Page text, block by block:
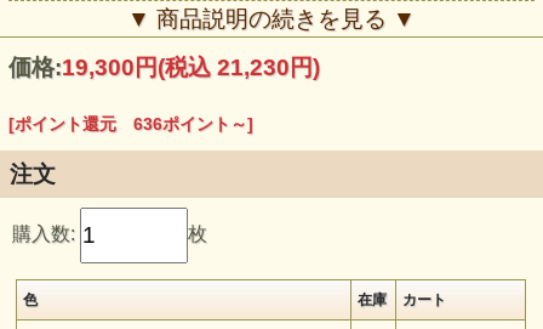
どこも締め付けがなく、ストンと着られます。
ナイトウェアとしてもぜひお試しいただきたい1枚です。
着用）
▼ 商品説明の続きを見る ▼
価格:19,300円(税込 21,230円)
[ポイント還元 636ポイント～]
注文
購入数: 枚
色 在庫 カート